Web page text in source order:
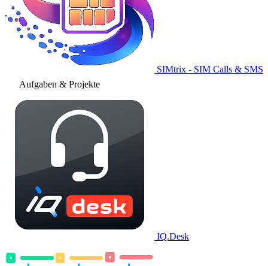
SIMtrix - SIM Calls & SMS
Aufgaben & Projekte
IQ.Desk